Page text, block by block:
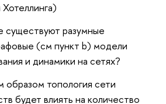
существуют разумные
(см пункт b) модели
и динамики на сетях?
образом топология сети
будет влиять на количество